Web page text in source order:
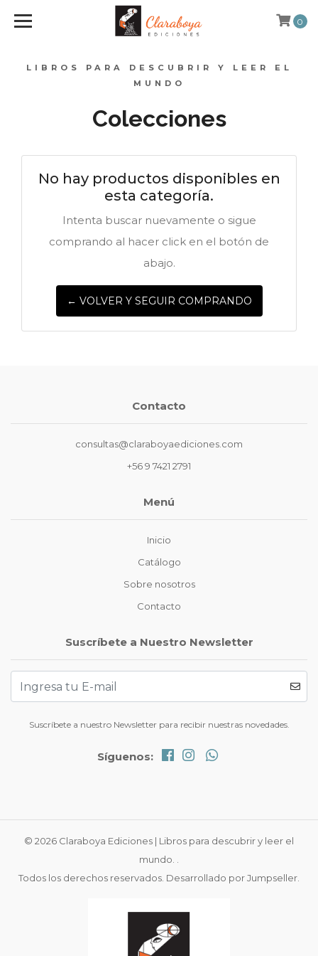
LIBROS PARA DESCUBRIR Y LEER EL
MUNDO
0
Colecciones
No hay productos disponibles en
esta categoría.
Intenta buscar nuevamente o sigue
comprando al hacer click en el botón de
abajo.
← VOLVER Y SEGUIR COMPRANDO
Contacto
consultas@claraboyaediciones.com
+56 9 7421 2791
Menú
Inicio
Catálogo
Sobre nosotros
Contacto
Suscríbete a Nuestro Newsletter
Suscríbete a nuestro Newsletter para recibir nuestras novedades.
Síguenos:
© 2026 Claraboya Ediciones | Libros para descubrir y leer el
mundo. .
Todos los derechos reservados. Desarrollado por Jumpseller